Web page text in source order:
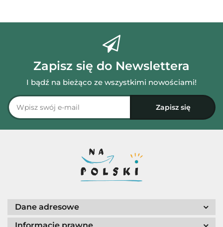
Zapisz się do Newslettera
I bądź na bieżąco ze wszystkimi nowościami!
Dane adresowe
Informacje prawne